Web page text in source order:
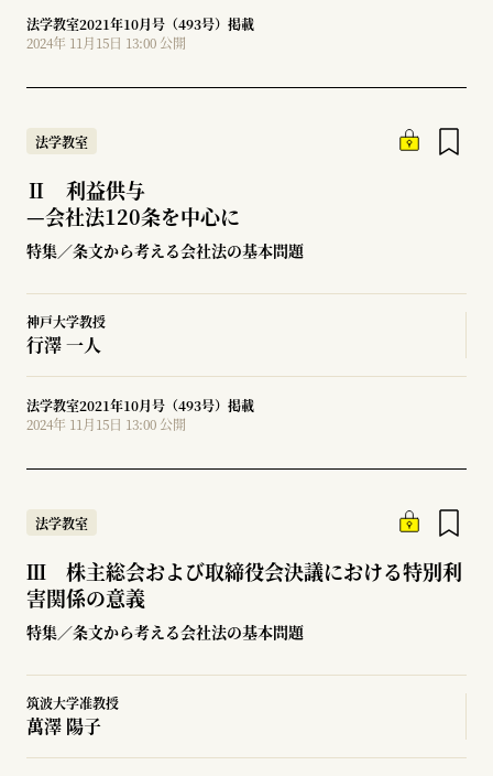
法学教室2021年10月号（493号）掲載
2024年 11月15日 13:00 公開
法学教室
Ⅱ 利益供与
—会社法120条を中心に
特集／条文から考える会社法の基本問題
神戸大学教授
行澤 一人
法学教室2021年10月号（493号）掲載
2024年 11月15日 13:00 公開
法学教室
Ⅲ 株主総会および取締役会決議における特別利
害関係の意義
特集／条文から考える会社法の基本問題
筑波大学准教授
萬澤 陽子